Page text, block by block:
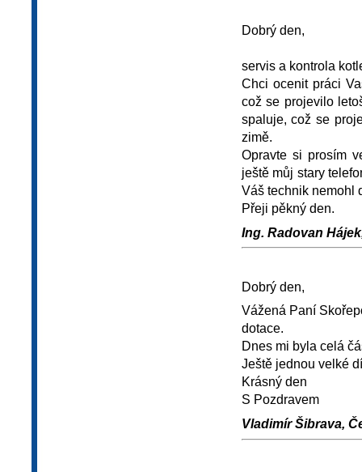
Dobrý den,
servis a kontrola
Chci ocenit práci
což se projevilo
spaluje, což se
zimě.
Opravte si prosím
ještě můj stary
Váš technik nemohl
Přeji pěkný den.
Ing. Radovan
Dobrý den,
Vážená Paní
dotace.
Dnes mi byla celá
Ještě jednou velké
Krásný den
S Pozdravem
Vladimír Šibrava,